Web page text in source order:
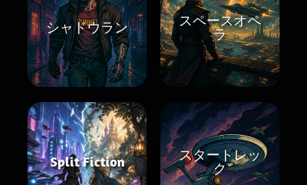
シャドウラン
スペースオペ
ラ
Split Fiction
スタートレッ
ク